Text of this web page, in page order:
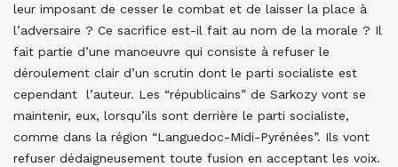
leur imposant de cesser le combat et de laisser la place à
l’adversaire ? Ce sacrifice est-il fait au nom de la morale ? Il
fait partie d’une manoeuvre qui consiste à refuser le
déroulement clair d’un scrutin dont le parti socialiste est
cependant l’auteur. Les “républicains” de Sarkozy vont se
maintenir, eux, lorsqu’ils sont derrière le parti socialiste,
comme dans la région “Languedoc-Midi-Pyrénées”. Ils vont
refuser dédaigneusement toute fusion en acceptant les voix.